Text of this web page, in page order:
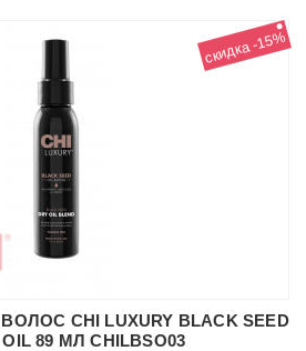
скидка -15%
CHI LUXURY BLACK SEED
OIL 89 МЛ CHILBSO03